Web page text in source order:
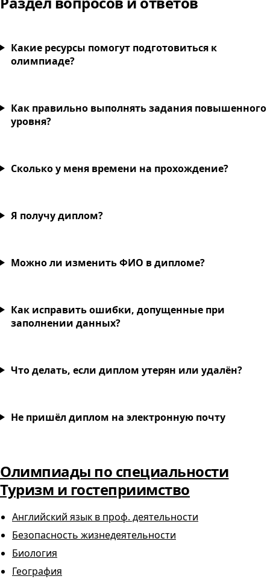
Какие ресурсы помогут подготовиться к
олимпиаде?
Как правильно выполнять задания повышенного
уровня?
Сколько у меня времени на прохождение?
Я получу диплом?
Можно ли изменить ФИО в дипломе?
Как исправить ошибки, допущенные при
заполнении данных?
Что делать, если диплом утерян или удалён?
Не пришёл диплом на электронную почту
Олимпиады по специальности
Туризм и гостеприимство
Английский язык в проф. деятельности
Безопасность жизнедеятельности
Биология
География